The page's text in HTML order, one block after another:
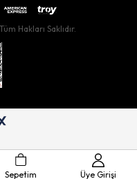
Hakları Saklıdır.
Sepetim Üye Girişi